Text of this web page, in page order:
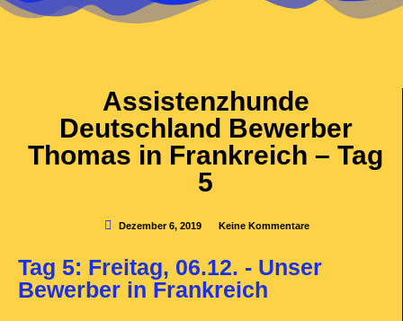
Assistenzhunde
Deutschland Bewerber
Thomas in Frankreich – Tag
5
Dezember 6, 2019 Keine Kommentare
Tag 5: Freitag, 06.12. - Unser
Bewerber in Frankreich